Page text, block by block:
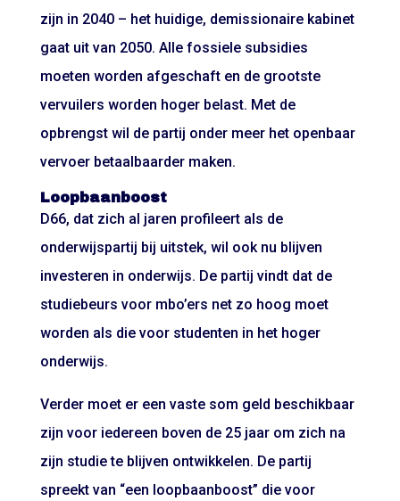
zijn in 2040 – het huidige, demissionaire kabinet
gaat uit van 2050. Alle fossiele subsidies
moeten worden afgeschaft en de grootste
vervuilers worden hoger belast. Met de
opbrengst wil de partij onder meer het openbaar
vervoer betaalbaarder maken.
Loopbaanboost
D66, dat zich al jaren profileert als de
onderwijspartij bij uitstek, wil ook nu blijven
investeren in onderwijs. De partij vindt dat de
studiebeurs voor mbo’ers net zo hoog moet
worden als die voor studenten in het hoger
onderwijs.
Verder moet er een vaste som geld beschikbaar
zijn voor iedereen boven de 25 jaar om zich na
zijn studie te blijven ontwikkelen. De partij
spreekt van “een loopbaanboost” die voor